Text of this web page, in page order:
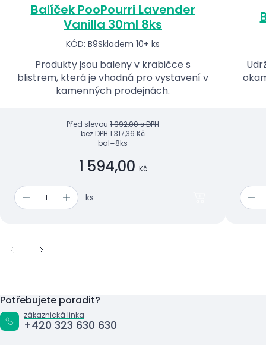
Balíček PooPourri Lavender
Vanilla 30ml 8ks
KÓD: B9Skladem 10+ ks
Produkty jsou baleny v krabičce s
blistrem, která je vhodná pro vystavení v
kamenných prodejnách.
Před slevou 1 992,00 s DPH
bez DPH 1 317,36 Kč
bal=8ks
1 594,00 Kč
ks
Potřebujete poradit?
zákaznická linka
+420 323 630 630